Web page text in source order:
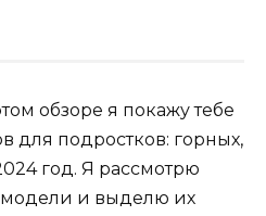
обзоре я покажу тебе
для подростков: горных,
год. Я рассмотрю
и выделю их